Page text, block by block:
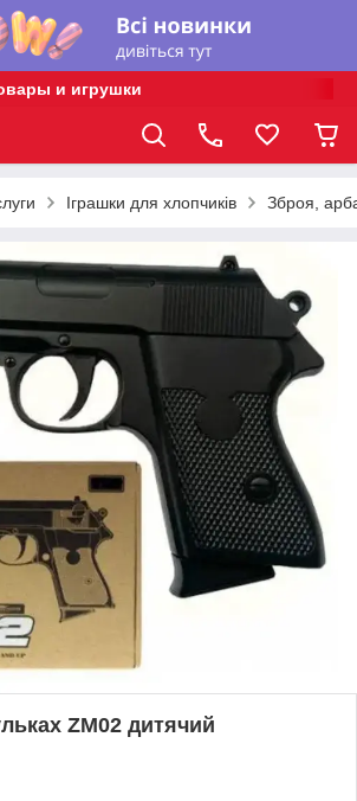
и игрушки
Іграшки для хлопчиків Зброя,
ZM02 дитячий